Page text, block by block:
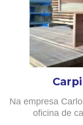
Na empresa
oficina de